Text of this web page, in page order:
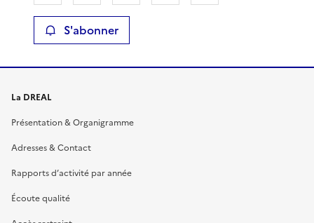
S'abonner
La DREAL
Présentation & Organigramme
Adresses & Contact
Rapports d’activité par année
Écoute qualité